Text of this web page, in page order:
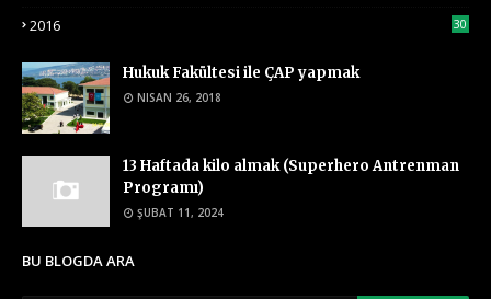
2016 30
Hukuk Fakültesi ile ÇAP yapmak
NISAN 26, 2018
13 Haftada kilo almak (Superhero Antrenman
Programı)
ŞUBAT 11, 2024
BU BLOGDA ARA